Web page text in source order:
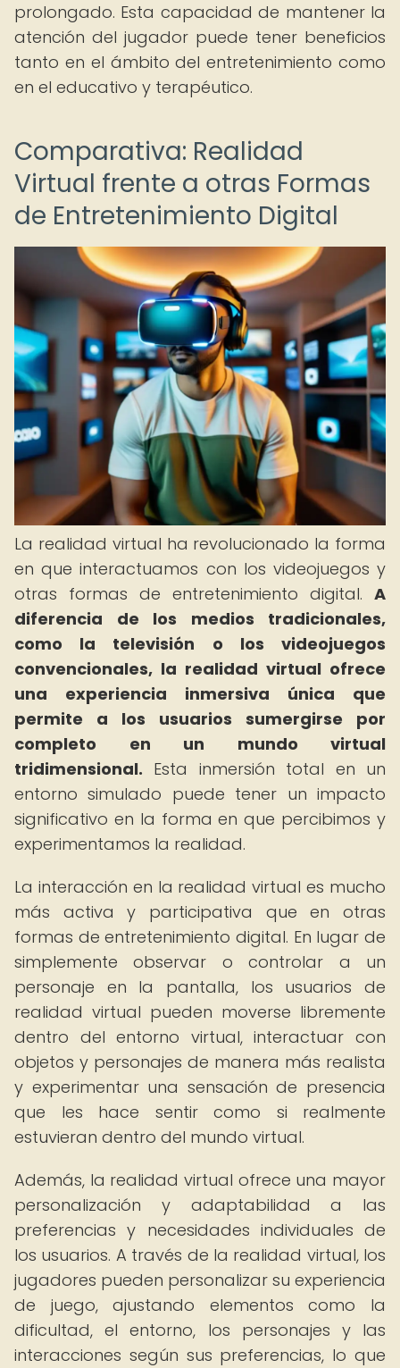
prolongado. Esta capacidad de mantener la
atención del jugador puede tener beneficios
tanto en el ámbito del entretenimiento como
en el educativo y terapéutico.
Comparativa: Realidad
Virtual frente a otras Formas
de Entretenimiento Digital
La realidad virtual ha revolucionado la forma
en que interactuamos con los videojuegos y
otras formas de entretenimiento digital. A
diferencia de los medios tradicionales,
como la televisión o los videojuegos
convencionales, la realidad virtual ofrece
una experiencia inmersiva única que
permite a los usuarios sumergirse por
completo en un mundo virtual
tridimensional. Esta inmersión total en un
entorno simulado puede tener un impacto
significativo en la forma en que percibimos y
experimentamos la realidad.
La interacción en la realidad virtual es mucho
más activa y participativa que en otras
formas de entretenimiento digital. En lugar de
simplemente observar o controlar a un
personaje en la pantalla, los usuarios de
realidad virtual pueden moverse libremente
dentro del entorno virtual, interactuar con
objetos y personajes de manera más realista
y experimentar una sensación de presencia
que les hace sentir como si realmente
estuvieran dentro del mundo virtual.
Además, la realidad virtual ofrece una mayor
personalización y adaptabilidad a las
preferencias y necesidades individuales de
los usuarios. A través de la realidad virtual, los
jugadores pueden personalizar su experiencia
de juego, ajustando elementos como la
dificultad, el entorno, los personajes y las
interacciones según sus preferencias, lo que